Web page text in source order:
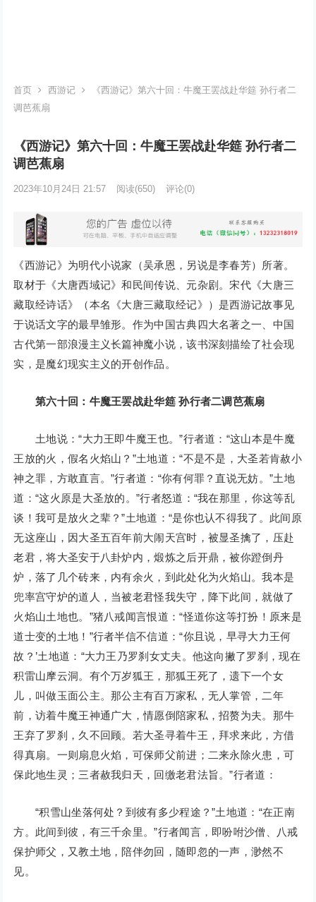
首页 西游记
《西游记》第六十回：牛魔王罢战赴华筵 孙行者二
调芭蕉扇
《西游记》第六十回：牛魔王罢战赴华筵 孙行者二
调芭蕉扇
2023年10月24日 21:57 阅读(650) 评论(0)
《西游记》为明代小说家（吴承恩，另说是李春芳）所著。
取材于《大唐西域记》和民间传说、元杂剧。宋代《大唐三
藏取经诗话》（本名《大唐三藏取经记》）是西游记故事见
于说话文字的最早雏形。作为中国古典四大名著之一、中国
古代第一部浪漫主义长篇神魔小说，该书深刻描绘了社会现
实，是魔幻现实主义的开创作品。
第六十回：牛魔王罢战赴华筵 孙行者二调芭蕉扇
土地说：“大力王即牛魔王也。”行者道：“这山本是牛魔
王放的火，假名火焰山？”土地道：“不是不是，大圣若肯赦小
神之罪，方敢直言。”行者道：“你有何罪？直说无妨。”土地
道：“这火原是大圣放的。”行者怒道：“我在那里，你这等乱
谈！我可是放火之辈？”土地道：“是你也认不得我了。此间原
无这座山，因大圣五百年前大闹天宫时，被显圣擒了，压赴
老君，将大圣安于八卦炉内，煅炼之后开鼎，被你蹬倒丹
炉，落了几个砖来，内有余火，到此处化为火焰山。我本是
兜率宫守炉的道人，当被老君怪我失守，降下此间，就做了
火焰山土地也。”猪八戒闻言恨道：“怪道你这等打扮！原来是
道士变的土地！”行者半信不信道：“你且说，早寻大力王何
故？’土地道：“大力王乃罗刹女丈夫。他这向撇了罗刹，现在
积雷山摩云洞。有个万岁狐王，那狐王死了，遗下一个女
儿，叫做玉面公主。那公主有百万家私，无人掌管，二年
前，访着牛魔王神通广大，情愿倒陪家私，招赘为夫。那牛
王弃了罗刹，久不回顾。若大圣寻着牛王，拜求来此，方借
得真扇。一则扇息火焰，可保师父前进；二来永除火患，可
保此地生灵；三者赦我归天，回缴老君法旨。”行者道：
“积雪山坐落何处？到彼有多少程途？”土地道：“在正南
方。此间到彼，有三千余里。”行者闻言，即吩咐沙僧、八戒
保护师父，又教土地，陪伴勿回，随即忽的一声，渺然不
见。